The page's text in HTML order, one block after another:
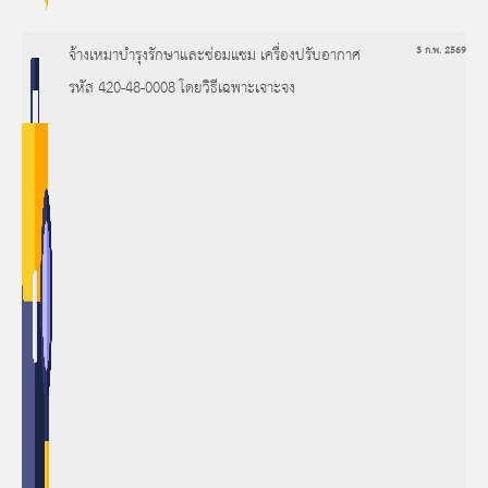
จ้างเหมาบำรุงรักษาและซ่อมแซม เครื่องปรับอากาศ
รหัส 420-48-0008 โดยวิธีเฉพาะเจาะจง
3 ก.พ. 2569